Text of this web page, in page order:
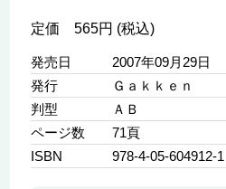
定価 565円 (税込)
発売日
2007年09月29日
発行
Ｇａｋｋｅｎ
判型
ＡＢ
ページ数
71頁
ISBN
978-4-05-604912-1